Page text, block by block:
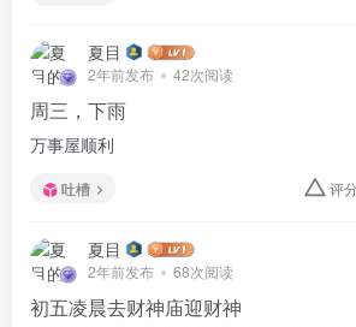
夏目
2年前发布 42次阅读
周三，下雨
万事屋顺利
吐槽 评
夏目
2年前发布 68次阅读
初五凌晨去财神庙迎财神